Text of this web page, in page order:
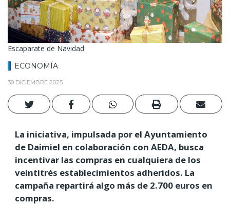
Escaparate de Navidad
ECONOMÍA
30 DICIEMBRE 2025
La iniciativa, impulsada por el Ayuntamiento
de Daimiel en colaboración con AEDA, busca
incentivar las compras en cualquiera de los
veintitrés establecimientos adheridos. La
campaña repartirá algo más de 2.700 euros en
compras.